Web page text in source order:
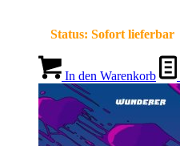
Status: Sofort lieferbar
In den Warenkorb